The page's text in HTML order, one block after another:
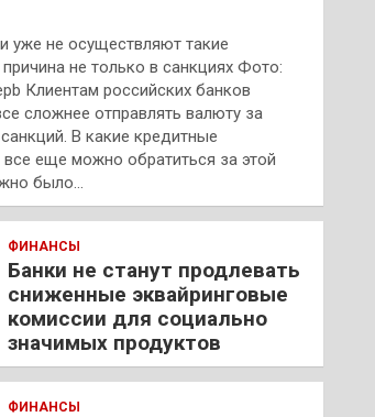
уже не осуществляют такие
не только в санкциях Фото:
Клиентам российских банков
сложнее отправлять валюту за
В какие кредитные
все еще можно обратиться за этой
было…
ФИНАНСЫ
Банки не станут продлевать
сниженные эквайринговые
комиссии для социально
значимых продуктов
ФИНАНСЫ